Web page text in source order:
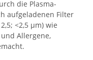
die Plasma-
aufgeladenen Filter
<2,5 μm) wie
Allergene,